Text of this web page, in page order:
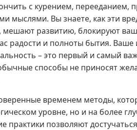
с курением, перееданием,
мыслями. Вы знаете, как эти
развитию, блокируют
радости и полноты бытия. Ваше
– это первый и самый
способы не приносят
временем методы,
уровне, но и на более
практики позволяют